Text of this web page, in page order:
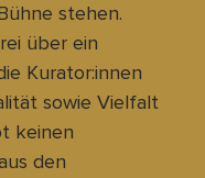
stehen.
über ein
Kurator:innen
sowie Vielfalt
keinen
den